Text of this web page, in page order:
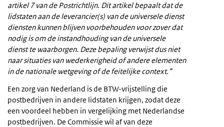
artikel 7 van de Postrichtlijn. Dit artikel bepaalt dat de
lidstaten aan de leverancier(s) van de universele dienst
diensten kunnen blijven voorbehouden voor zover dat
nodig is om de instandhouding van de universele
dienst te waarborgen. Deze bepaling verwijst dus niet
naar situaties van wederkerigheid of andere elementen
in de nationale wetgeving of de feitelijke context.”
Een zorg van Nederland is de BTW-vrijstelling die
postbedrijven in andere lidstaten krijgen, zodat deze
een voordeel hebben in vergelijking met Nederlandse
postbedrijven. De Commissie wil af van deze